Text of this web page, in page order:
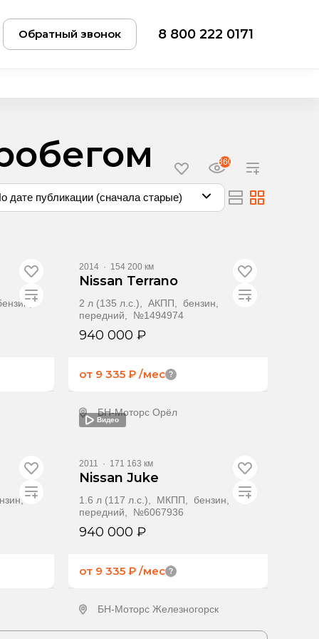
Обратный звонок 8 800 222 0171
360
дате публикации (сначала старые)
2014 · 154 200 км
Nissan Terrano
2 л (135 л.с.), АКПП, бензин,
передний, №1494974
940 000 ₽
от 9 335 ₽ /мес
БН-Моторс Орёл
Видео
2011 · 171 163 км
Nissan Juke
1.6 л (117 л.с.), МКПП, бензин,
передний, №6067936
940 000 ₽
от 9 335 ₽ /мес
БН-Моторс Железногорск